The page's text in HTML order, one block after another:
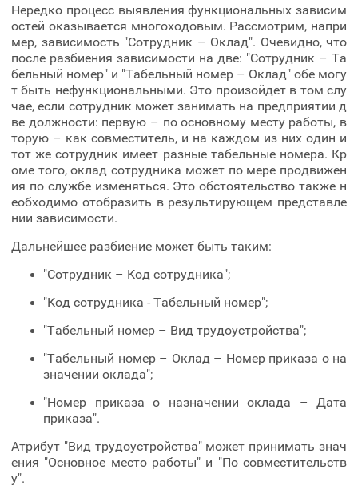
Нередко процесс выявления функциональных зависим
остей оказывается многоходовым. Рассмотрим, напри
мер, зависимость "Сотрудник – Оклад". Очевидно, что
после разбиения зависимости на две: "Сотрудник – Та
бельный номер" и "Табельный номер – Оклад" обе могу
т быть нефункциональными. Это произойдет в том слу
чае, если сотрудник может занимать на предприятии д
ве должности: первую – по основному месту работы, в
торую – как совместитель, и на каждом из них один и
тот же сотрудник имеет разные табельные номера. Кр
оме того, оклад сотрудника может по мере продвижен
ия по службе изменяться. Это обстоятельство также н
еобходимо отобразить в результирующем представле
нии зависимости.
Дальнейшее разбиение может быть таким:
"Сотрудник – Код сотрудника";
"Код сотрудника - Табельный номер";
"Табельный номер – Вид трудоустройства";
"Табельный номер – Оклад – Номер приказа о на
значении оклада";
"Номер приказа о назначении оклада – Дата
приказа".
Атрибут "Вид трудоустройства" может принимать знач
ения "Основное место работы" и "По совместительств
у".